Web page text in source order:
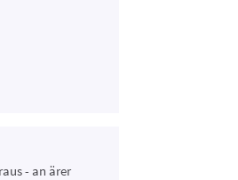
- an ärer